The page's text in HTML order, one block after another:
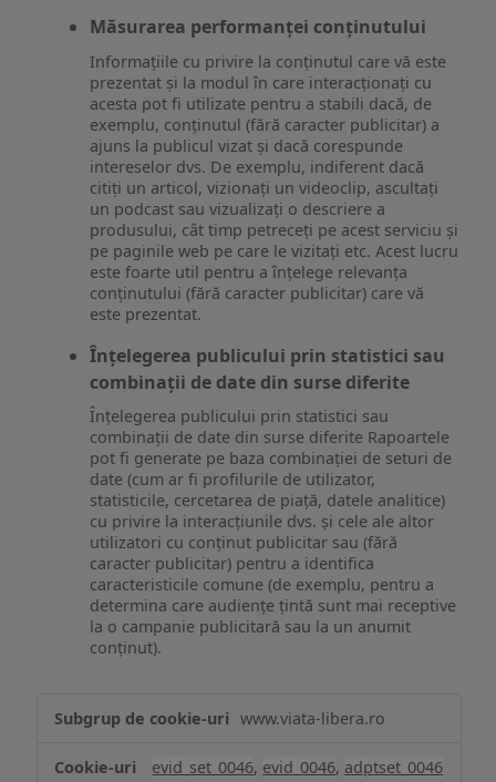
Măsurarea performanței conținutului
Informațiile cu privire la conținutul care vă este
prezentat și la modul în care interacționați cu
acesta pot fi utilizate pentru a stabili dacă, de
exemplu, conținutul (fără caracter publicitar) a
ajuns la publicul vizat și dacă corespunde
intereselor dvs. De exemplu, indiferent dacă
citiți un articol, vizionați un videoclip, ascultați
un podcast sau vizualizați o descriere a
produsului, cât timp petreceți pe acest serviciu și
pe paginile web pe care le vizitați etc. Acest lucru
este foarte util pentru a înțelege relevanța
conținutului (fără caracter publicitar) care vă
este prezentat.
Înțelegerea publicului prin statistici sau
combinații de date din surse diferite
Înțelegerea publicului prin statistici sau
combinații de date din surse diferite Rapoartele
pot fi generate pe baza combinației de seturi de
date (cum ar fi profilurile de utilizator,
statisticile, cercetarea de piață, datele analitice)
cu privire la interacțiunile dvs. și cele ale altor
utilizatori cu conținut publicitar sau (fără
caracter publicitar) pentru a identifica
caracteristicile comune (de exemplu, pentru a
determina care audiențe țintă sunt mai receptive
la o campanie publicitară sau la un anumit
conținut).
www.viata-libera.ro
evid_set_0046, evid_0046, adptset_0046